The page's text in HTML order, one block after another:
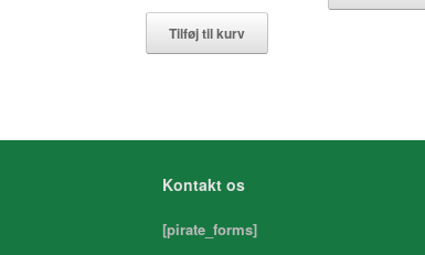
Tilføj til kurv
Kontakt os
[pirate_forms]